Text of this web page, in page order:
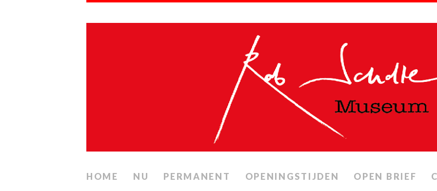
HOME NU PERMANENT OPENINGSTIJDEN OPEN BRIEF